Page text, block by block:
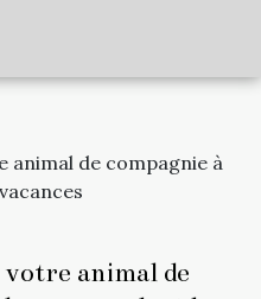
de compagnie à
animal de